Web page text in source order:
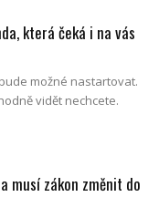
která čeká i na vás
možné nastartovat.
vidět nechcete.
musí zákon změnit do